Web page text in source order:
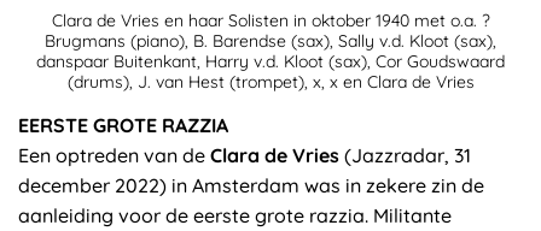
Clara de Vries en haar Solisten in oktober 1940 met o.a. ?
Brugmans (piano), B. Barendse (sax), Sally v.d. Kloot (sax),
danspaar Buitenkant, Harry v.d. Kloot (sax), Cor Goudswaard
(drums), J. van Hest (trompet), x, x en Clara de Vries
EERSTE GROTE RAZZIA
Een optreden van de Clara de Vries (Jazzradar, 31
december 2022) in Amsterdam was in zekere zin de
aanleiding voor de eerste grote razzia. Militante